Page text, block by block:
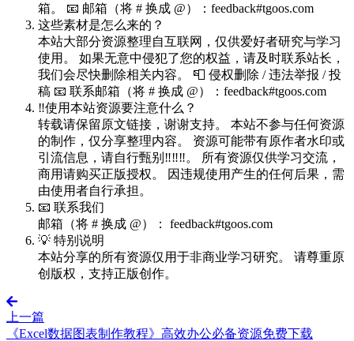
箱。 📧 邮箱（将 # 换成 @）：feedback#tgoos.com
这些素材是怎么来的？
本站大部分资源整理自互联网，仅供爱好者研究与学习
使用。 如果无意中侵犯了您的权益，请及时联系站长，
我们会尽快删除相关内容。 📮 侵权删除 / 违法举报 / 投
稿 📧 联系邮箱（将 # 换成 @）：feedback#tgoos.com
‼️使用本站资源要注意什么？
转载请保留原文链接，谢谢支持。 本站不参与任何资源
的制作，仅分享整理内容。 资源可能带有原作者水印或
引流信息，请自行甄别‼️‼️‼️。 所有资源仅供学习交流，
商用请购买正版授权。 因违规使用产生的任何后果，需
由使用者自行承担。
📧 联系我们
邮箱（将 # 换成 @）： feedback#tgoos.com
💡 特别说明
本站分享的所有资源仅用于非商业学习研究。 请尊重原
创版权，支持正版创作。
上一篇
《Excel数据图表制作教程》高效办公必备资源免费下载